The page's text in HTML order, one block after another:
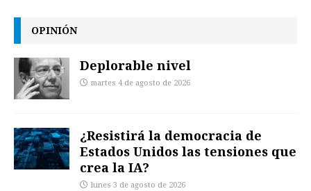
OPINIÓN
Deplorable nivel
martes 4 de agosto de 2026
¿Resistirá la democracia de
Estados Unidos las tensiones que
crea la IA?
lunes 3 de agosto de 2026